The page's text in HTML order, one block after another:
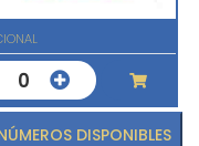
0
TODOS LOS NÚMEROS DISPONIBLES